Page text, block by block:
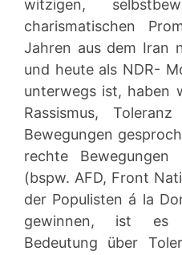
witzigen,
charismatischen
Jahren aus dem Iran
und heute als NDR-
unterwegs ist, haben
Rassismus,
Bewegungen
rechte Bewegungen
(bspw. AFD, Front
der Populisten á la
gewinnen, ist es
Bedeutung über